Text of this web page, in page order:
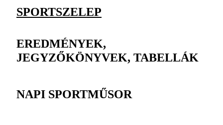
SPORTSZELEP
EREDMÉNYEK,
JEGYZŐKÖNYVEK, TABELLÁK
NAPI SPORTMŰSOR